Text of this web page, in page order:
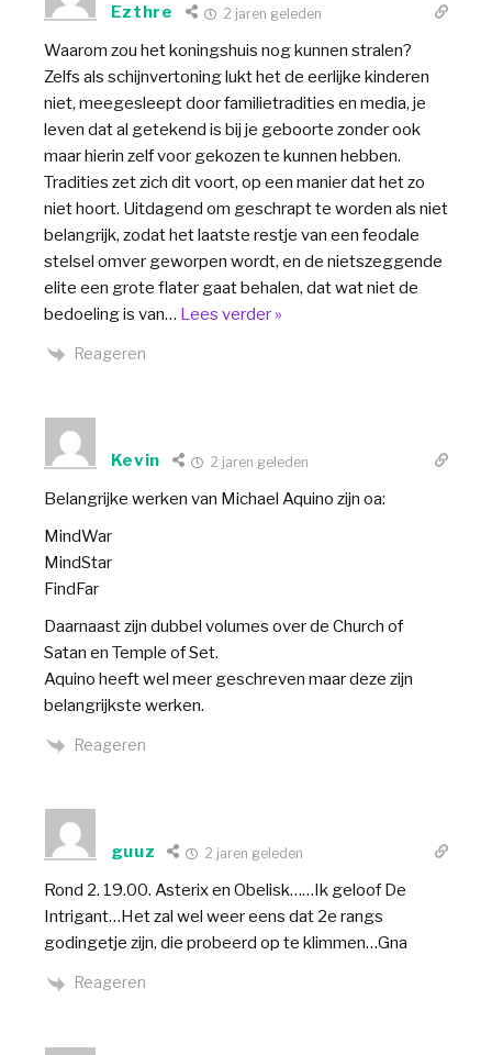
Ezthre 2 jaren geleden
Waarom zou het koningshuis nog kunnen stralen?
Zelfs als schijnvertoning lukt het de eerlijke kinderen
niet, meegesleept door familietradities en media, je
leven dat al getekend is bij je geboorte zonder ook
maar hierin zelf voor gekozen te kunnen hebben.
Tradities zet zich dit voort, op een manier dat het zo
niet hoort. Uitdagend om geschrapt te worden als niet
belangrijk, zodat het laatste restje van een feodale
stelsel omver geworpen wordt, en de nietszeggende
elite een grote flater gaat behalen, dat wat niet de
bedoeling is van… Lees verder »
Reageren
Kevin 2 jaren geleden
Belangrijke werken van Michael Aquino zijn oa:
MindWar
MindStar
FindFar
Daarnaast zijn dubbel volumes over de Church of
Satan en Temple of Set.
Aquino heeft wel meer geschreven maar deze zijn
belangrijkste werken.
Reageren
guuz 2 jaren geleden
Rond 2. 19.00. Asterix en Obelisk……Ik geloof De
Intrigant…Het zal wel weer eens dat 2e rangs
godingetje zijn, die probeerd op te klimmen…Gna
Reageren